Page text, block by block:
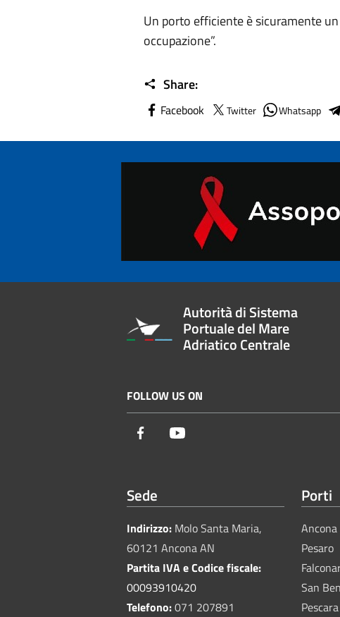
Un porto efficiente è sicuramente
occupazione”.
Share:
Facebook Twitter Whatsapp
Autorità di Sistema
Portuale del Mare
Adriatico Centrale
FOLLOW US ON
Facebook
Sede
Indirizzo: Molo Santa Maria,
60121 Ancona AN
Partita IVA e Codice fiscale:
00093910420
Telefono:071 207891
Porti
Ancona
Pesaro
San
Pescara